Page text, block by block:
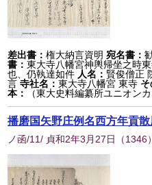
差出書：権大納言資明 宛名書：
書：東大寺八幡宮神輿帰坐之時
也、仍執達如件 人名： 賢俊僧正
言 寺社名：東大寺八幡宮 東寺
本：
（東大史料編纂所ユニオン
播磨国矢野庄例名西方年貢
ノ函/11/ 貞和2年3月27日 （1346